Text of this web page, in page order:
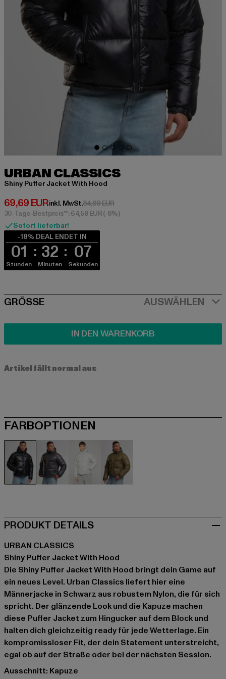
URBAN CLASSICS
Shiny Puffer Jacket With Hood
69,69 EUR
Derzeitiger Preis: 69,69 EUR
inkl. MwSt.84,99 EURAktionspreis: 84,99 EUR
30-Tage-Bestpreis**: 64,59 EUR(-8%)
Sofort lieferbar!
-18% DEAL ENDET IN
01
Stunden
32
Minuten
07
Sekunden
SIZE
GRÖSSE AUSWÄHLEN
IN DEN WARENKORB
Artikel fällt normal aus
FARBOPTIONEN
PRODUKT DETAILS
URBAN CLASSICS
Shiny Puffer Jacket With Hood
Die Shiny Puffer Jacket With Hood bringt dein Game auf
ein neues Level. Urban Classics liefert hier eine
Männerjacke in Schwarz aus robustem Nylon, die für sich
spricht. Der glänzende Look und die Kapuze machen
diese Puffer Jacket zum Hingucker auf dem Block und
halten dich gleichzeitig ready für jede Wetterlage. Ein
kompromissloser Fit, der dein Statement unterstreicht,
egal ob auf der Straße oder bei der nächsten Session.
Ausschnitt: Kapuze